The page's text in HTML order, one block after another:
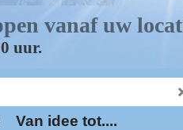
Van idee tot....